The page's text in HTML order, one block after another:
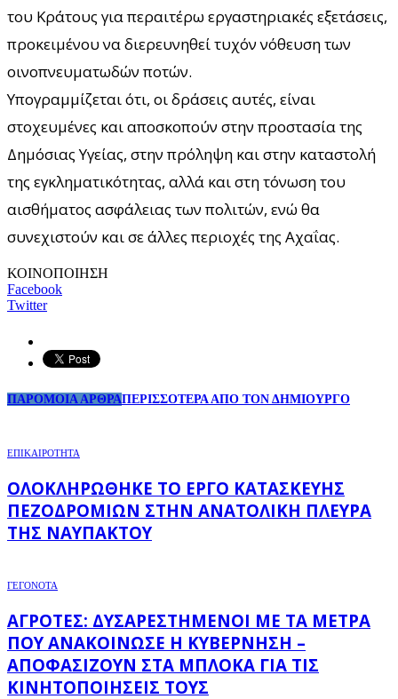
του Κράτους για περαιτέρω εργαστηριακές εξετάσεις,
προκειμένου να διερευνηθεί τυχόν νόθευση των
οινοπνευματωδών ποτών.
Υπογραμμίζεται ότι, οι δράσεις αυτές, είναι
στοχευμένες και αποσκοπούν στην προστασία της
Δημόσιας Υγείας, στην πρόληψη και στην καταστολή
της εγκληματικότητας, αλλά και στη τόνωση του
αισθήματος ασφάλειας των πολιτών, ενώ θα
συνεχιστούν και σε άλλες περιοχές της Αχαΐας.
ΚΟΙΝΟΠΟΙΗΣΗ
Facebook
Twitter
ΠΑΡΟΜΟΙΑ ΑΡΘΡΑΠΕΡΙΣΣΟΤΕΡΑ ΑΠΟ ΤΟΝ ΔΗΜΙΟΥΡΓΟ
ΕΠΙΚΑΙΡΟΤΗΤΑ
ΟΛΟΚΛΗΡΏΘΗΚΕ ΤΟ ΈΡΓΟ ΚΑΤΑΣΚΕΥΉΣ
ΠΕΖΟΔΡΟΜΊΩΝ ΣΤΗΝ ΑΝΑΤΟΛΙΚΉ ΠΛΕΥΡΆ
ΤΗΣ ΝΑΥΠΆΚΤΟΥ
ΓΕΓΟΝΟΤΑ
ΑΓΡΌΤΕΣ: ΔΥΣΑΡΕΣΤΗΜΈΝΟΙ ΜΕ ΤΑ ΜΈΤΡΑ
ΠΟΥ ΑΝΑΚΟΊΝΩΣΕ Η ΚΥΒΈΡΝΗΣΗ –
ΑΠΟΦΑΣΊΖΟΥΝ ΣΤΑ ΜΠΛΌΚΑ ΓΙΑ ΤΙΣ
ΚΙΝΗΤΟΠΟΙΉΣΕΙΣ ΤΟΥΣ